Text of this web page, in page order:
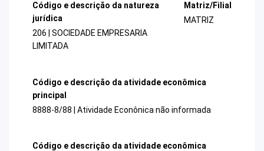
Código e descrição da natureza
jurídica
206 | SOCIEDADE EMPRESARIA
LIMITADA
Matriz/Filial
MATRIZ
Código e descrição da atividade econômica
principal
8888-8/88 | Atividade Econônica não informada
Código e descrição da atividade econômica